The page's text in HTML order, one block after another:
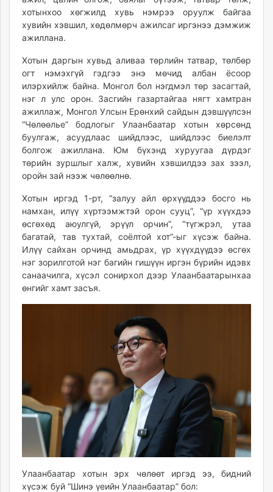
хотынхоо хөгжилд хувь нэмрээ оруулж байгаа
хувийн хэвшил, хөдөлмөрч ажилсаг иргэнээ дэмжиж
ажиллана.
Хотын даргын хувьд аливаа төрлийн татвар, төлбөр
огт нэмэхгүй гэдгээ энэ мөчид албан ёсоор
илэрхийлж байна. Монгол бол нэгдмэл төр засагтай,
нэг л улс орон. Засгийн газартайгаа нягт хамтран
ажиллаж, Монгол Улсын Ерөнхий сайдын дэвшүүлсэн
“Чөлөөлье” бодлогыг Улаанбаатар хотын хөрсөнд
буулгаж, асуудлаас шийдлээс, шийдлээс биелэлт
болгож ажиллана. Юм бүхэнд хуруугаа дүрдэг
төрийн зуршлыг халж, хувийн хэвшилдээ зах зээл,
оройн зай нээж чөлөөлнө.
Хотын иргэд 1-рт, “залуу айл өрхүүддээ босго нь
намхан, илүү хүртээмжтэй орон сууц”, “үр хүүхдээ
өсгөхөд аюулгүй, эрүүл орчин”, “түгжрэл, утаа
багатай, тав тухтай, соёлтой хот”-ыг хүсэж байна.
Илүү сайхан орчинд амьдрах, үр хүүхдүүдээ өсгөх
нэг зорилготой нэг багийн гишүүн иргэн бүрийн идэвх
санаачилга, хүсэл сонирхол дээр Улаанбаатарынхаа
өнгийг хамт засъя.
Улаанбаатар хотын эрх чөлөөт иргэд ээ, бидний
хүсэж буй “Шинэ үеийн Улаанбаатар” бол: